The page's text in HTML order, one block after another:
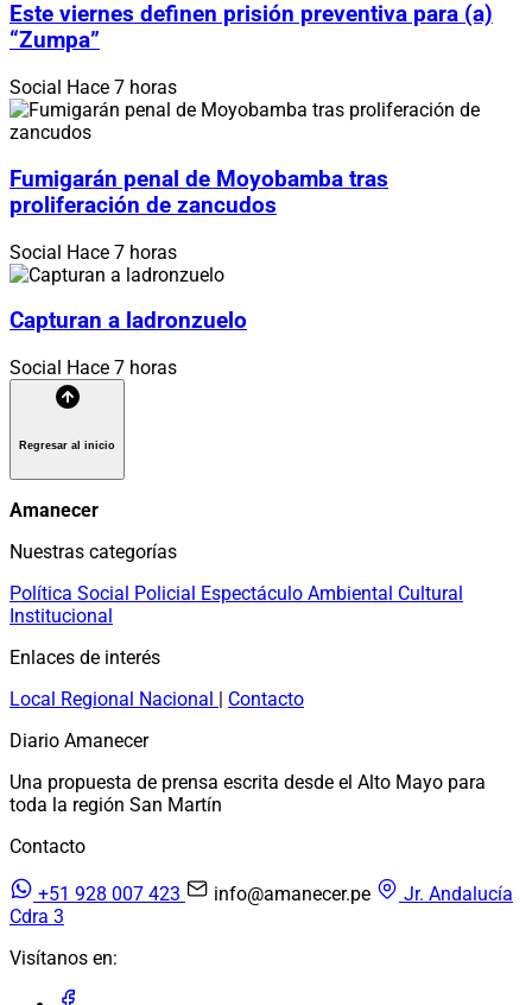
Este viernes definen prisión preventiva para (a)
“Zumpa”
Social Hace 7 horas
Fumigarán penal de Moyobamba tras
proliferación de zancudos
Social Hace 7 horas
Capturan a ladronzuelo
Social Hace 7 horas
Regresar al inicio
Amanecer
Nuestras categorías
Política Social Policial Espectáculo Ambiental Cultural
Institucional
Enlaces de interés
Local Regional Nacional | Contacto
Diario Amanecer
Una propuesta de prensa escrita desde el Alto Mayo para
toda la región San Martín
Contacto
+51 928 007 423 info@amanecer.pe
Jr. Andalucía
Cdra 3
Visítanos en: